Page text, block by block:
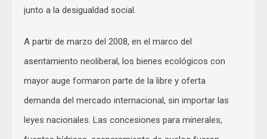
junto a la desigualdad social.
A partir de marzo del 2008, en el marco del
asentamiento neoliberal, los bienes ecológicos con
mayor auge formaron parte de la libre y oferta
demanda del mercado internacional, sin importar las
leyes nacionales. Las concesiones para minerales,